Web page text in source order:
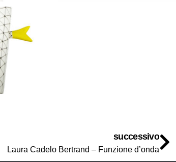
successivo
Laura Cadelo Bertrand – Funzione d’onda